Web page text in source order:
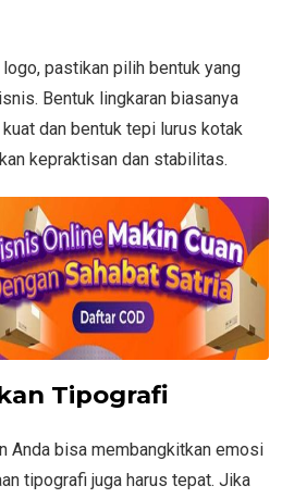
pastikan pilih bentuk yang
Bentuk lingkaran biasanya
dan bentuk tepi lurus kotak
kepraktisan dan stabilitas.
Tipografi
Anda bisa membangkitkan emosi
tipografi juga harus tepat. Jika